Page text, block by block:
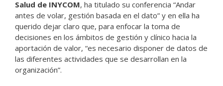
Salud de INYCOM, ha titulado su conferencia “Andar
antes de volar, gestión basada en el dato” y en ella ha
querido dejar claro que, para enfocar la toma de
decisiones en los ámbitos de gestión y clínico hacia la
aportación de valor, “es necesario disponer de datos de
las diferentes actividades que se desarrollan en la
organización”.